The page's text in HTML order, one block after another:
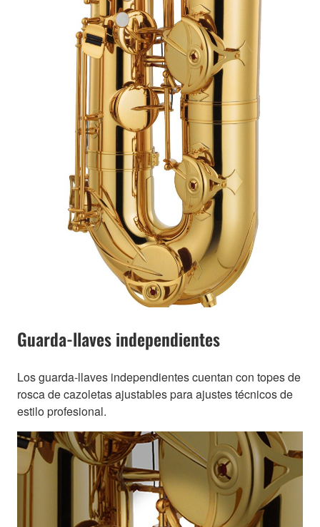
Guarda-llaves independientes
Los guarda-llaves independientes cuentan con topes de
rosca de cazoletas ajustables para ajustes técnicos de
estilo profesional.